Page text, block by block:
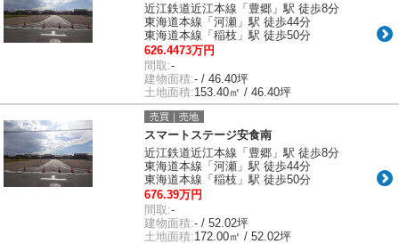
近江鉄道近江本線「豊郷」駅 徒歩8分
東海道本線「河瀬」駅 徒歩44分
東海道本線「稲枝」駅 徒歩50分
626.4473万円
間取:-
建物面積:- / 46.40坪
土地面積:153.40㎡ / 46.40坪
売買｜売地
スマートステージ安食南
近江鉄道近江本線「豊郷」駅 徒歩8分
東海道本線「河瀬」駅 徒歩44分
東海道本線「稲枝」駅 徒歩50分
676.39万円
間取:-
建物面積:- / 52.02坪
土地面積:172.00㎡ / 52.02坪